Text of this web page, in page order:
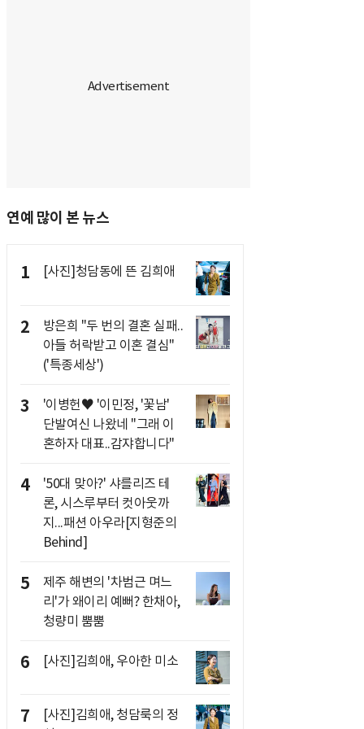
연예 많이 본 뉴스
1 [사진]청담동에 뜬 김희애
2
방은희 "두 번의 결혼 실패..
아들 허락받고 이혼 결심"
('특종세상')
3
'이병헌♥ '이민정, '꽃남'
단발여신 나왔네 "그래 이
혼하자 대표..감쟈합니다"
4
'50대 맞아?' 샤를리즈 테
론, 시스루부터 컷아웃까
지...패션 아우라[지형준의
Behind]
5
제주 해변의 '차범근 며느
리'가 왜이리 예뻐? 한채아,
청량미 뿜뿜
6 [사진]김희애, 우아한 미소
7
[사진]김희애, 청담룩의 정